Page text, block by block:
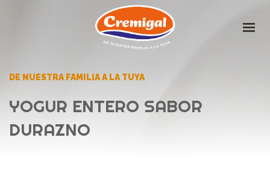
PRODUCTOS
IDEAS DELICIOSAS
DE NUESTRA FAMILIA A LA TUYA
YOGUR ENTERO SABOR
DURAZNO